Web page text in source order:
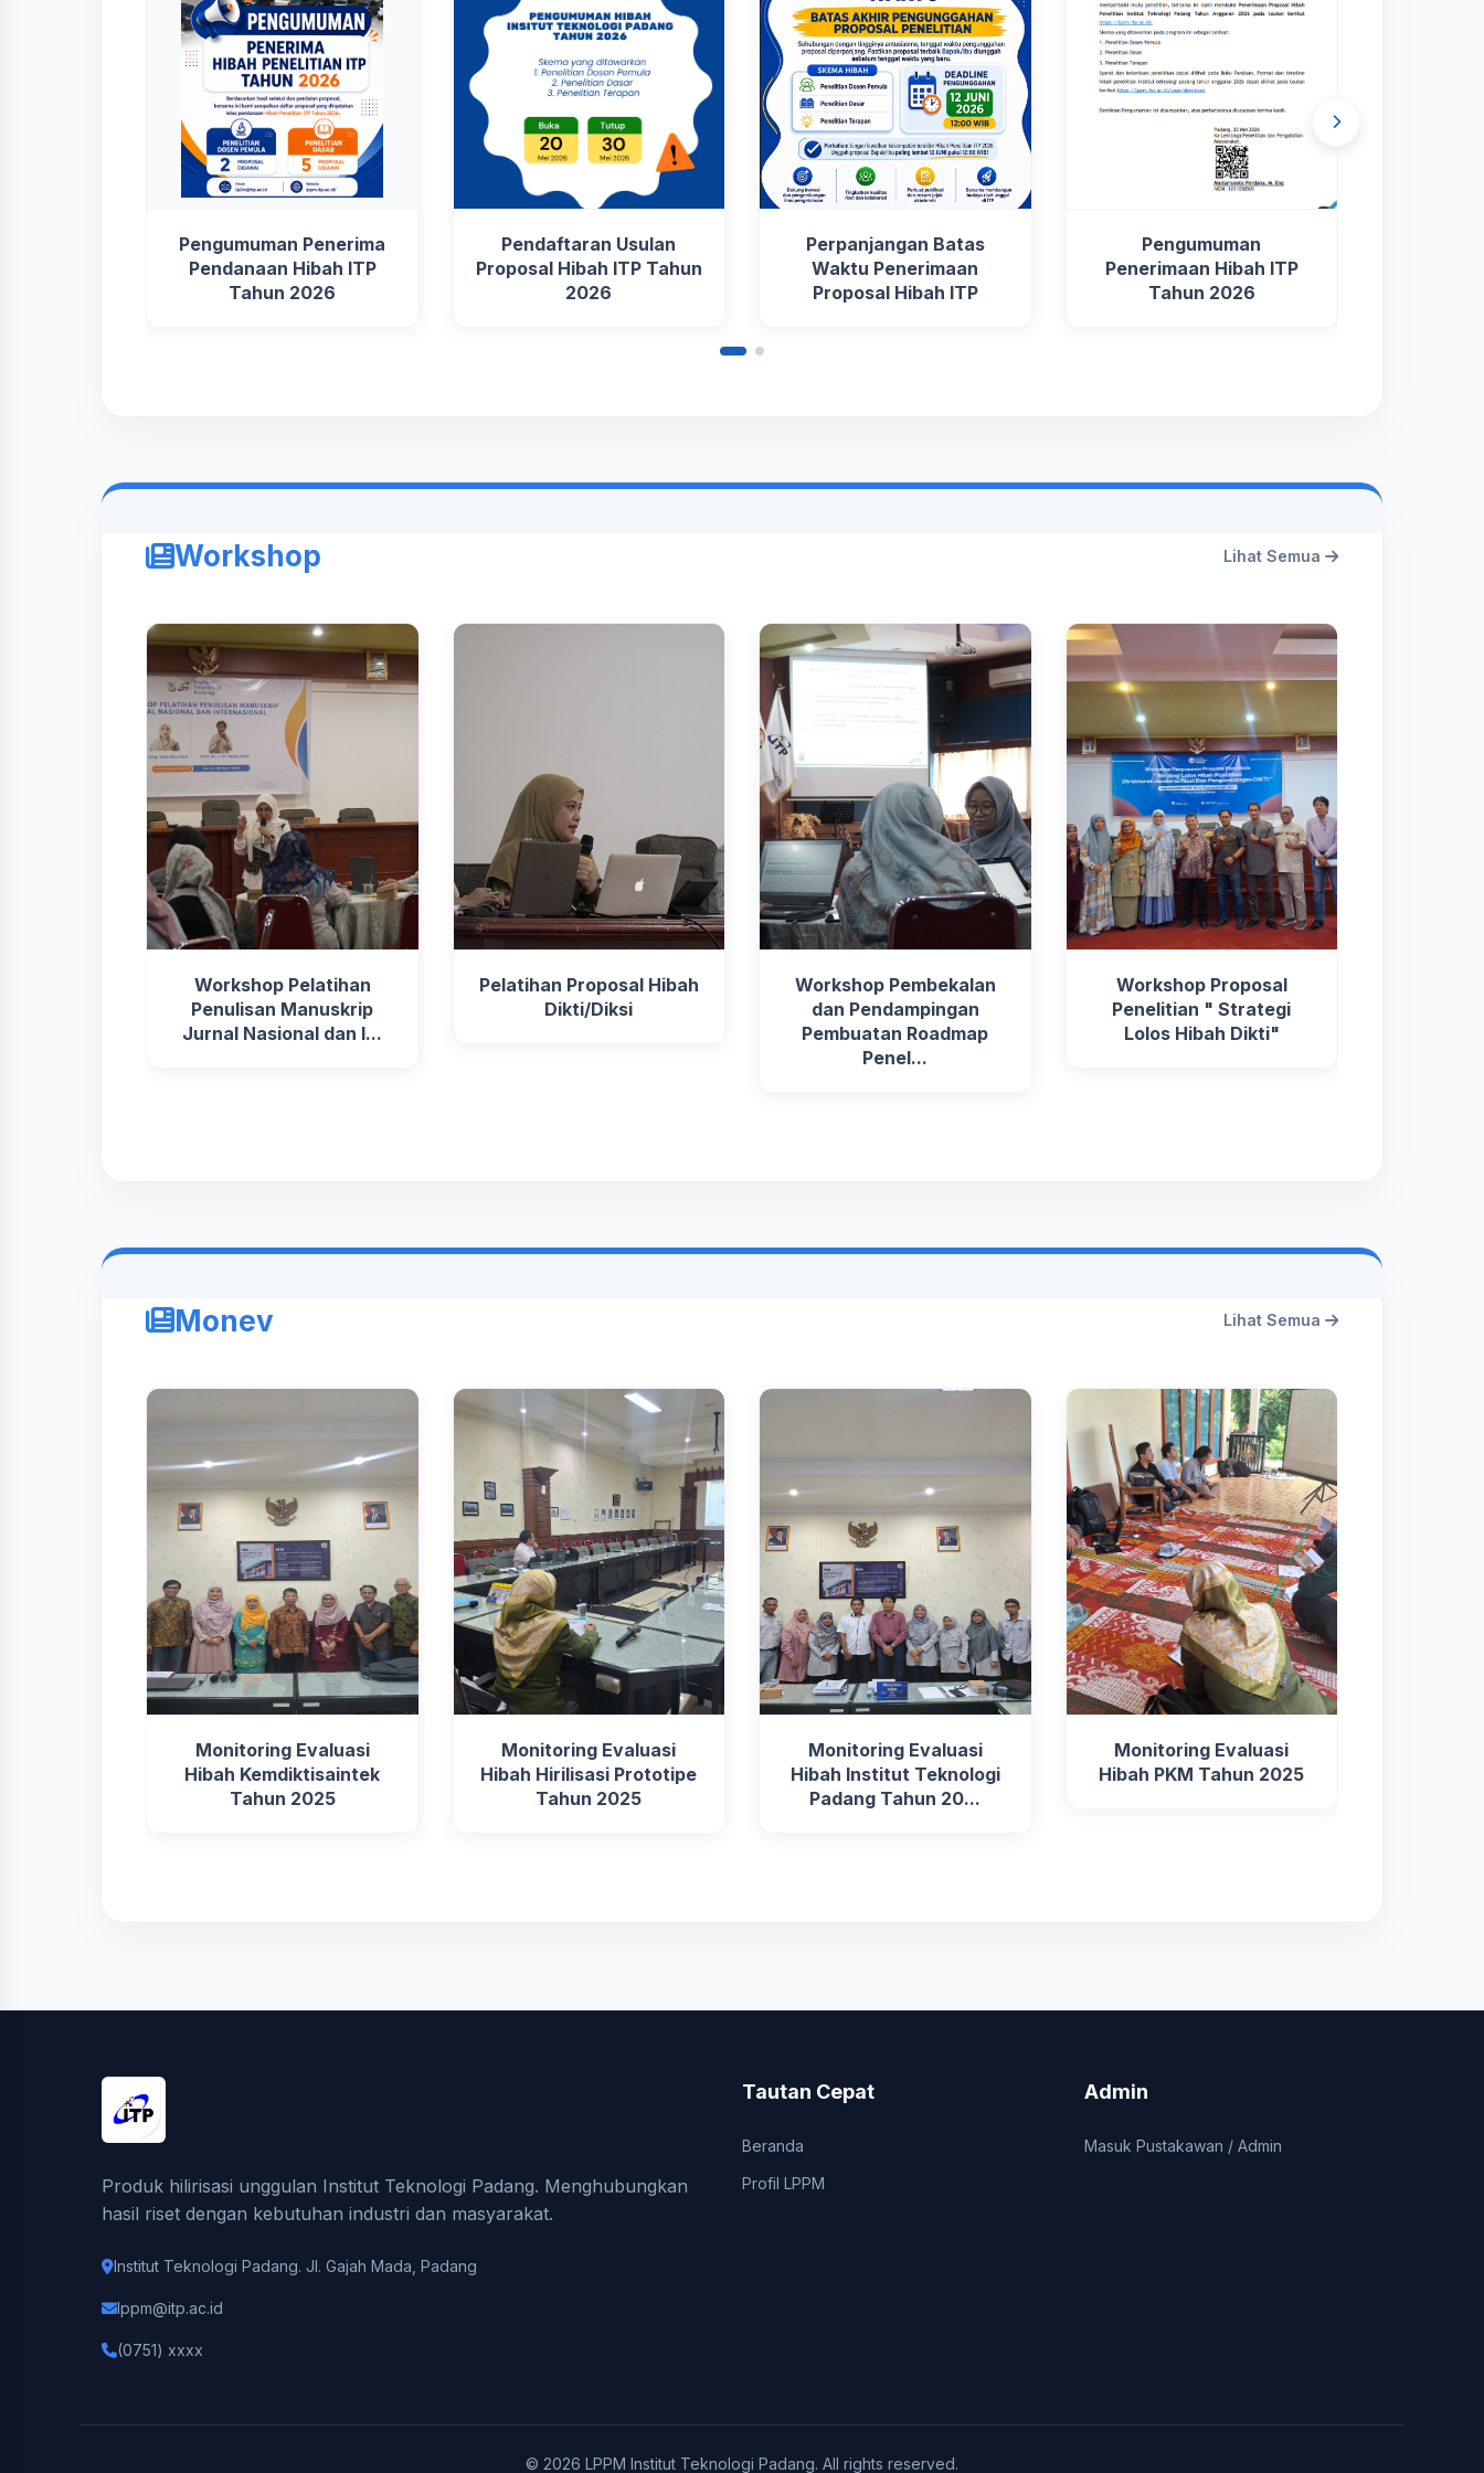
Pengumuman Penerima
Pendanaan Hibah ITP
Tahun 2026
Pendaftaran Usulan
Proposal Hibah ITP Tahun
2026
Perpanjangan Batas
Waktu Penerimaan
Proposal Hibah ITP
Pengumuman
Penerimaan Hibah ITP
Tahun 2026
Workshop Lihat Semua
Workshop Pelatihan
Penulisan Manuskrip
Jurnal Nasional dan I...
Pelatihan Proposal Hibah
Dikti/Diksi
Workshop Pembekalan
dan Pendampingan
Pembuatan Roadmap
Penel...
Workshop Proposal
Penelitian " Strategi
Lolos Hibah Dikti"
Monev Lihat Semua
Monitoring Evaluasi
Hibah Kemdiktisaintek
Tahun 2025
Monitoring Evaluasi
Hibah Hirilisasi Prototipe
Tahun 2025
Monitoring Evaluasi
Hibah Institut Teknologi
Padang Tahun 20...
Monitoring Evaluasi
Hibah PKM Tahun 2025
Produk hilirisasi unggulan Institut Teknologi Padang. Menghubungkan
hasil riset dengan kebutuhan industri dan masyarakat.
Institut Teknologi Padang. Jl. Gajah Mada, Padang
lppm@itp.ac.id
(0751) xxxx
Tautan Cepat
Beranda
Profil LPPM
Admin
Masuk Pustakawan / Admin
© 2026 LPPM Institut Teknologi Padang. All rights reserved.